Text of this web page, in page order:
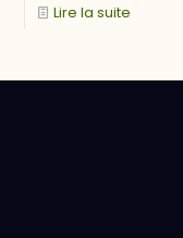
Lire la suite